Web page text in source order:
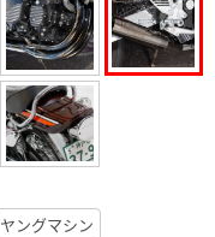
ヤングマシン